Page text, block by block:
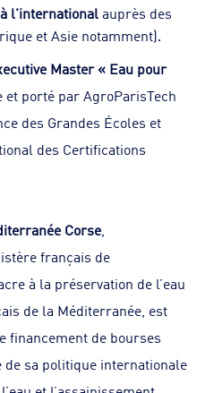
l'internationalauprès des
et Asie notamment).
Master « Eau pour
et porté par AgroParisTech
des Grandes Écoles et
des Certifications
Corse,
français de
à la préservation de l’eau
de la Méditerranée, est
financement de bourses
de sa politique internationale